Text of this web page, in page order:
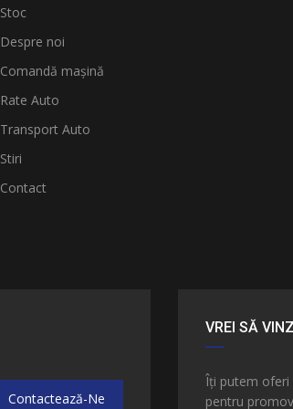
Stoc
Despre noi
Comandă mașină
Rate Auto
Transport Auto
Stiri
Contact
Contactează-Ne
VREI SĂ
Îți putem oferi
pentru